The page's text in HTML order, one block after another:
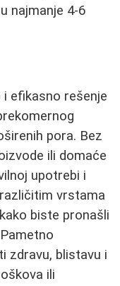
najmanje 4-6
efikasno rešenje
pora. Bez
ili domaće
upotrebi i
vrstama
biste pronašli
zdravu, blistavu i
ili